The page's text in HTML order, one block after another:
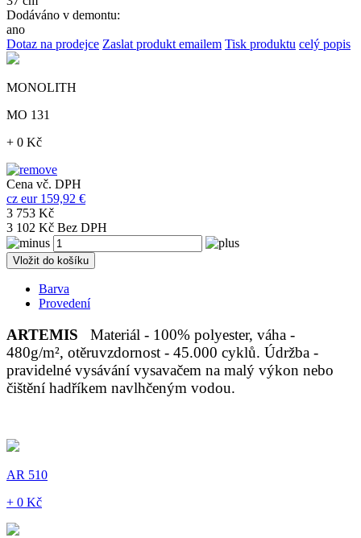
Dodáváno v demontu:
ano
Dotaz na prodejce Zaslat produkt emailem Tisk produktu celý popis
MONOLITH
MO 131
+ 0 Kč
Cena vč. DPH
cz eur 159,92 €
3 753 Kč
3 102 Kč Bez DPH
Vložit do košíku
Barva
Provedení
ARTEMIS
Materiál - 100% polyester, váha -
480g/m², otěruvzdornost - 45.000 cyklů. Údržba -
pravidelné vysávání vysavačem na malý výkon nebo
čištění hadříkem navlhčeným vodou.
AR 510
+ 0 Kč